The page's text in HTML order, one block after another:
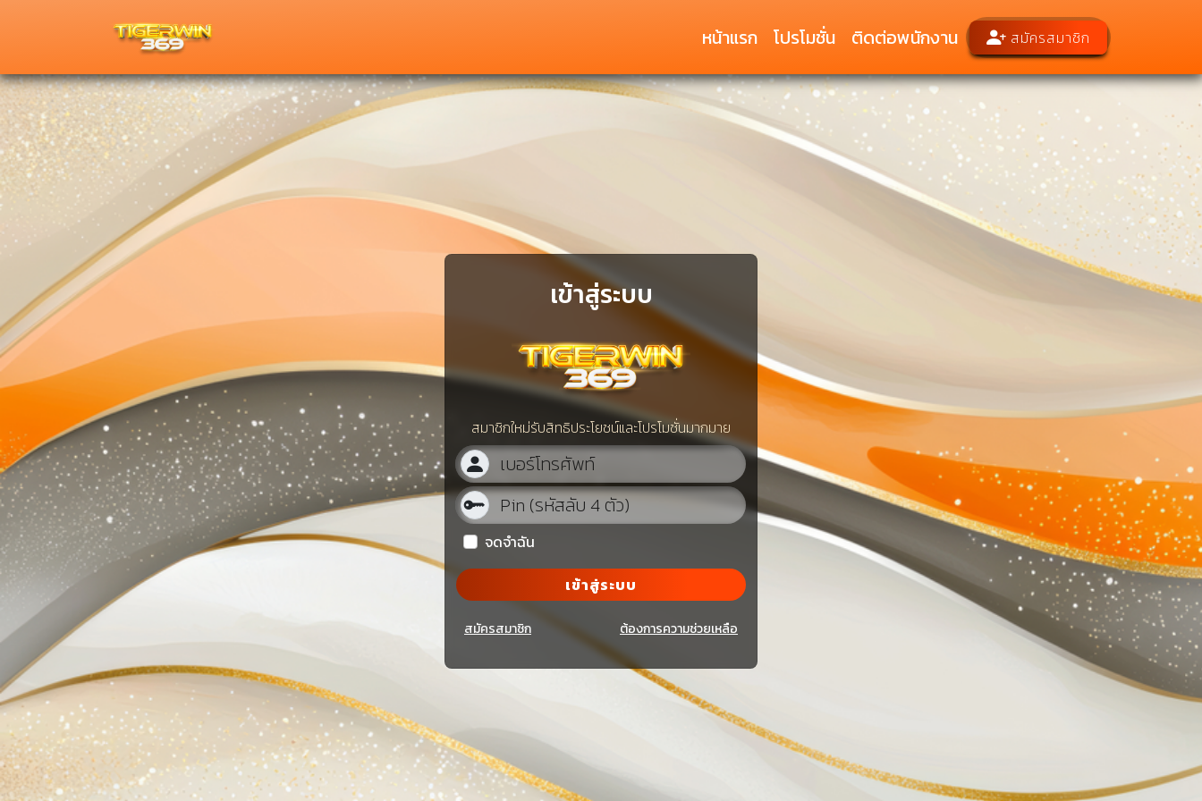
สมัครสมาชิก
หน้าแรก โปรโมชั่น ติดต่อพนักงาน
เข้าสู่ระบบ
สมาชิกใหม่รับสิทธิประโยชน์และโปรโมชั่นมากมาย
จดจำฉัน
เข้าสู่ระบบ
สมัครสมาชิก ต้องการความช่วยเหลือ